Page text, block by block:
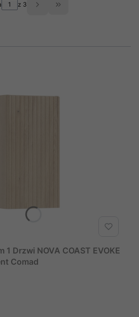
z 3 Przejdź do ostatniej
1 Drzwi NOVA COAST EVOKE
Comad